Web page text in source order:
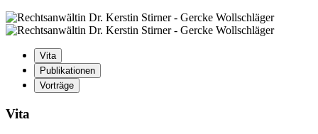
Vita
Publikationen
Vorträge
Vita